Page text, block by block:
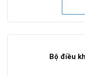
Bộ điều